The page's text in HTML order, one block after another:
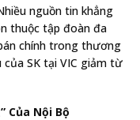
nguồn tin khẳng
thuộc tập đoàn đa
chính trong thương
của SK tại VIC giảm từ
Của Nội Bộ